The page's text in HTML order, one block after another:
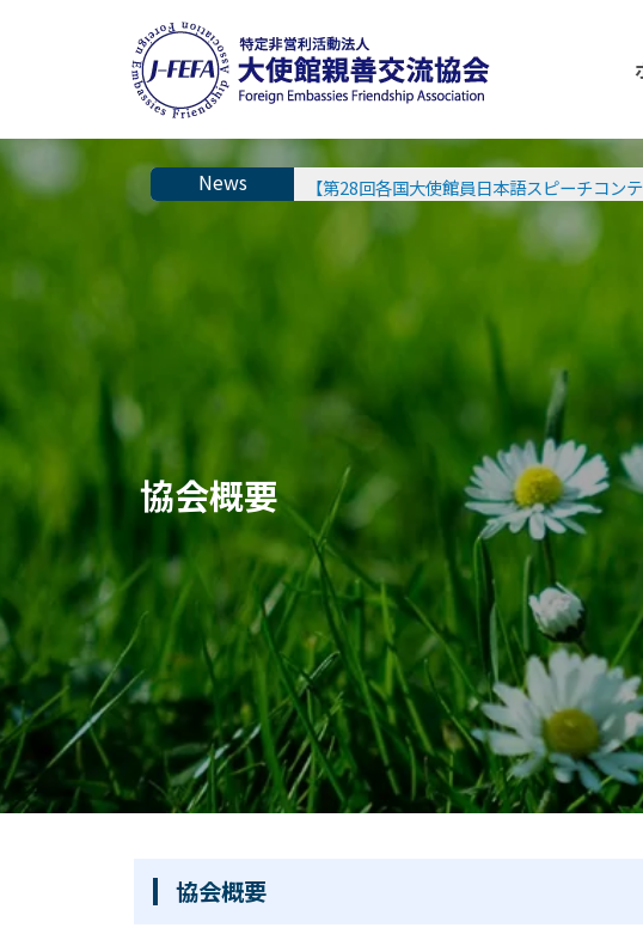
【第28回各国大使館員日本語スピーチコン
協会概要
協会概要